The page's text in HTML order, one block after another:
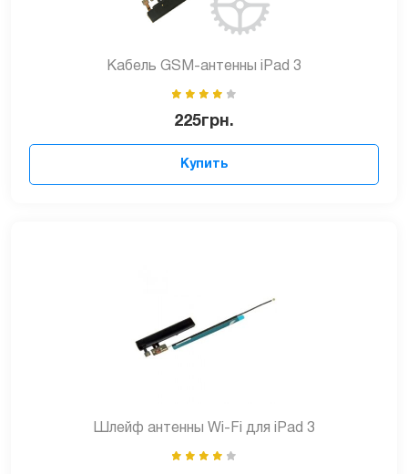
Кабель GSM-антенны iPad 3
225грн.
Купить
Шлейф антенны Wi-Fi для iPad 3